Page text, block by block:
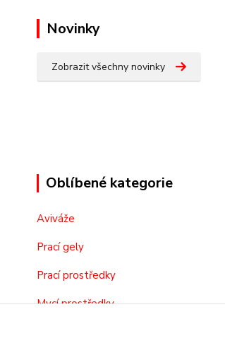
Novinky
Zobrazit všechny novinky
Oblíbené kategorie
Aviváže
Prací gely
Prací prostředky
Mycí prostředky